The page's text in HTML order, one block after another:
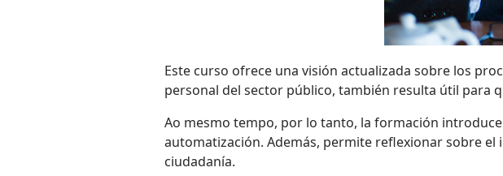
Este curso ofrece una visión actualizada sobre los
personal del sector público, también resulta útil para
Ao mesmo tempo, por lo tanto, la formación
automatización. Además, permite reflexionar sobre
ciudadanía.